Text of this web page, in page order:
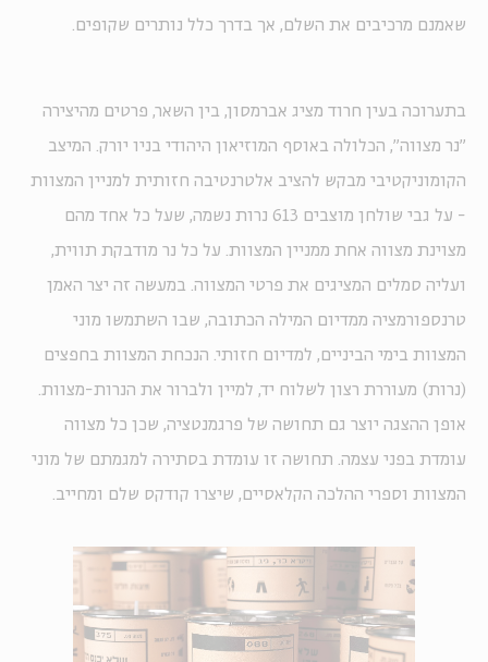
שאמנם מרכיבים את השלם, אך בדרך כלל נותרים שקופים.
בתערוכה בעין חרוד מציג אברמסון, בין השאר, פרטים מהיצירה
"נר מצווה", הכלולה באוסף המוזיאון היהודי בניו יורק. המיצב
הקומוניקטיבי מבקש להציב אלטרנטיבה חזותית למניין המצוות
- על גבי שולחן מוצבים 613 נרות נשמה, שעל כל אחד מהם
מצוינת מצווה אחת ממניין המצוות. על כל נר מודבקת תווית,
ועליה סמלים המציגים את פרטי המצווה. במעשה זה יצר האמן
טרנספורמציה ממדיום המילה הכתובה, שבו השתמשו מוני
המצוות בימי הביניים, למדיום חזותי. הנכחת המצוות בחפצים
(נרות) מעוררת רצון לשלוח יד, למיין ולברור את הנרות-מצוות.
אופן ההצגה יוצר גם תחושה של פרגמנטציה, שכן כל מצווה
עומדת בפני עצמה. תחושה זו עומדת בסתירה למגמתם של מוני
המצוות וספרי ההלכה הקלאסיים, שיצרו קודקס שלם ומחייב.